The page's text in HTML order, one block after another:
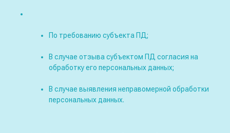
По требованию субъекта ПД;
В случае отзыва субъектом ПД согласия на
обработку его персональных данных;
В случае выявления неправомерной обработки
персональных данных.